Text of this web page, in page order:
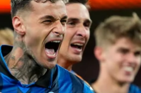
Ірландія. Трьома
Лукман — він уразив
вперше у своїй